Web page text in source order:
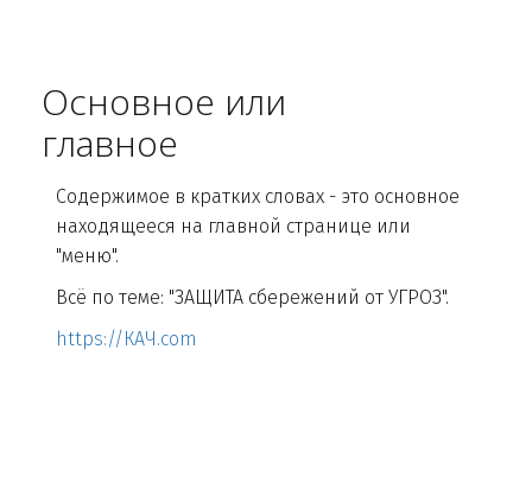
Основное или
главное
Содержимое в кратких словах - это основное
находящееся на главной странице или
"меню".
Всё по теме: "ЗАЩИТА сбережений от УГРОЗ".
https://КАЧ.com